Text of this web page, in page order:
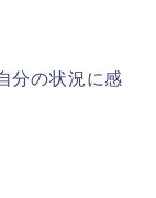
分の状況に感